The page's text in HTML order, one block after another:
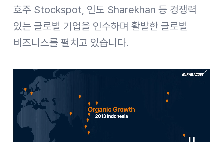
호주 Stockspot, 인도 Sharekhan 등 경쟁력
있는 글로벌 기업을 인수하며 활발한 글로벌
비즈니스를 펼치고 있습니다.